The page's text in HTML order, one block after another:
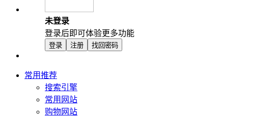
未登录
登录后即可体验更多功能
登录 注册 找回密码
常用推荐
搜索引擎
常用网站
购物网站